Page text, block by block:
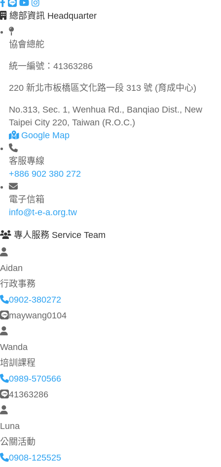
總部資訊 Headquarter
協會總舵
統一編號： 41363286
220 新北市板橋區文化路一段 313 號 (育成中心)
No.313, Sec. 1, Wenhua Rd., Banqiao Dist., New
Taipei City 220, Taiwan (R.O.C.)
Google Map
客服專線
+886 902 380 272
電子信箱
info@t-e-a.org.tw
專人服務 Service Team
Aidan
行政事務
0902-380272
maywang0104
Wanda
培訓課程
0989-570566
41363286
Luna
公關活動
0908-125525